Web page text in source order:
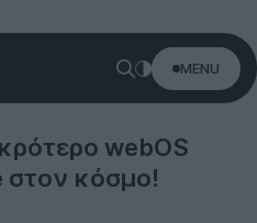
MENU
webOS
στον κόσμο!